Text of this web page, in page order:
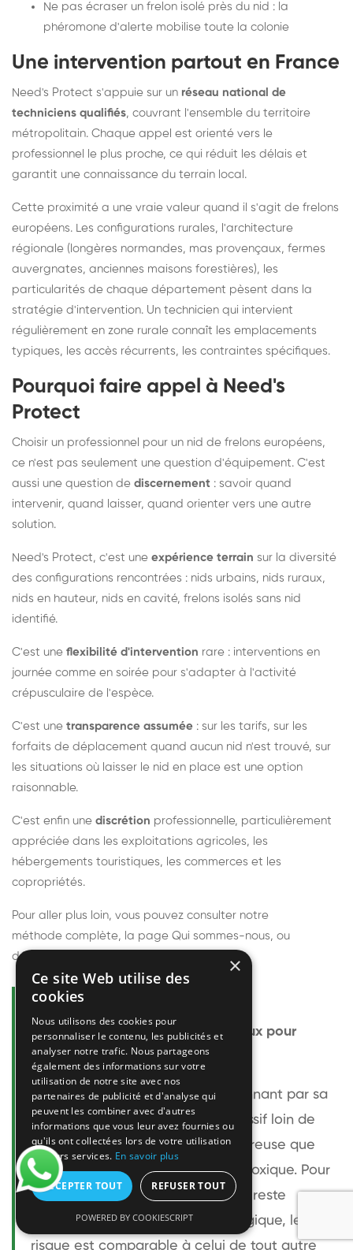
Ne pas écraser un frelon isolé près du nid : la
phéromone d'alerte mobilise toute la colonie
Une intervention partout en France
Need's Protect s'appuie sur un réseau national de
techniciens qualifiés, couvrant l'ensemble du territoire
métropolitain. Chaque appel est orienté vers le
professionnel le plus proche, ce qui réduit les délais et
garantit une connaissance du terrain local.
Cette proximité a une vraie valeur quand il s'agit de frelons
européens. Les configurations rurales, l'architecture
régionale (longères normandes, mas provençaux, fermes
auvergnates, anciennes maisons forestières), les
particularités de chaque département pèsent dans la
stratégie d'intervention. Un technicien qui intervient
régulièrement en zone rurale connaît les emplacements
typiques, les accès récurrents, les contraintes spécifiques.
Pourquoi faire appel à Need's
Protect
Choisir un professionnel pour un nid de frelons européens,
ce n'est pas seulement une question d'équipement. C'est
aussi une question de discernement : savoir quand
intervenir, quand laisser, quand orienter vers une autre
solution.
Need's Protect, c'est une expérience terrain sur la diversité
des configurations rencontrées : nids urbains, nids ruraux,
nids en hauteur, nids en cavité, frelons isolés sans nid
identifié.
C'est une flexibilité d'intervention rare : interventions en
journée comme en soirée pour s'adapter à l'activité
crépusculaire de l'espèce.
C'est une transparence assumée : sur les tarifs, sur les
forfaits de déplacement quand aucun nid n'est trouvé, sur
les situations où laisser le nid en place est une option
raisonnable.
C'est enfin une discrétion professionnelle, particulièrement
appréciée dans les exploitations agricoles, les
hébergements touristiques, les commerces et les
copropriétés.
Pour aller plus loin, vous pouvez consulter notre
méthode complète, la page Qui sommes-nous, ou
découvrir
Questions fréquentes
Le frelon européen est-il dangereux pour
l'homme ?
Le frelon européen est impressionnant par sa
taille mais relativement peu agressif loin de
son nid. Sa piqûre est plus douloureuse que
celle d'une guêpe sans être plus toxique. Pour
une personne non allergique, elle reste
bénigne. Pour une personne allergique, le
risque est comparable à celui de tout autre
×
Ce site Web utilise des
cookies
Nous utilisons des cookies pour
personnaliser le contenu, les publicités et
analyser notre trafic. Nous partageons
également des informations sur votre
utilisation de notre site avec nos
partenaires de publicité et d'analyse qui
peuvent les combiner avec d'autres
informations que vous leur avez fournies ou
qu'ils ont collectées lors de votre utilisation
de leurs services. En savoir plus
ACCEPTER TOUT REFUSER TOUT
POWERED BY COOKIESCRIPT